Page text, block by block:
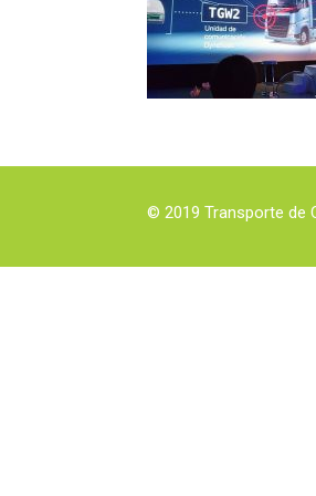
© 2019 Transporte de